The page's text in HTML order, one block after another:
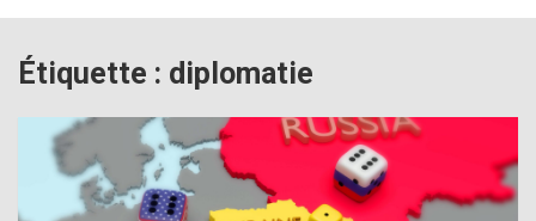
Étiquette : diplomatie